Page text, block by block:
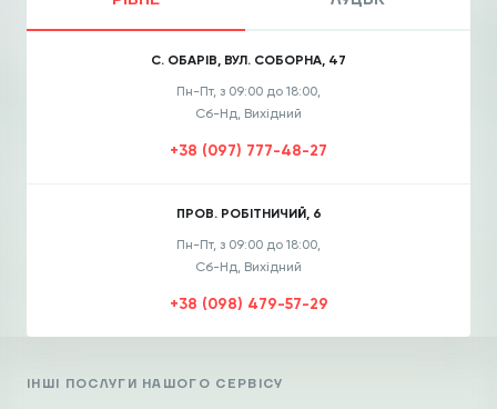
С. ОБАРІВ, ВУЛ. СОБОРНА, 47
Пн-Пт, з 09:00 до 18:00,
Сб-Нд, Вихідний
+38 (097) 777-48-27
ПРОВ. РОБІТНИЧИЙ, 6
Пн-Пт, з 09:00 до 18:00,
Сб-Нд, Вихідний
+38 (098) 479-57-29
ІНШІ ПОСЛУГИ НАШОГО СЕРВІСУ